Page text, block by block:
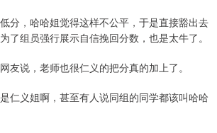
分，哈哈姐觉得这样不公平，于是直接豁出去
了组员强行展示自信挽回分数，也是太牛了。
友说，老师也很仁义的把分真的加上了。
仁义姐啊，甚至有人说同组的同学都该叫哈哈